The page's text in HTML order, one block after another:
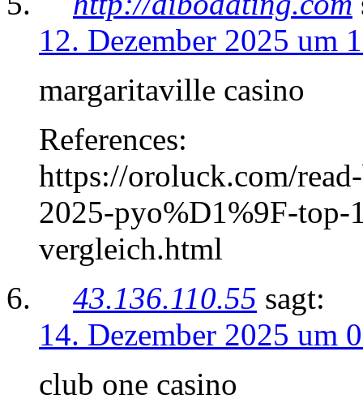
12. Dezember 2025 um
margaritaville casino
References:
https://oroluck.com/
2025-pyo%D1%9F-top-
vergleich.html
43.136.110.55 sagt:
14. Dezember 2025 um
club one casino